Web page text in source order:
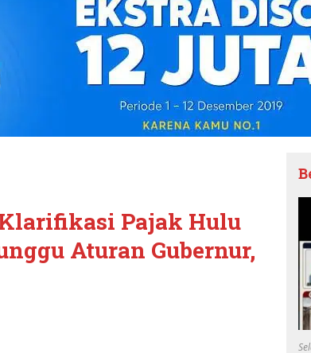
Pajak Hulu
Aturan Gubernur,